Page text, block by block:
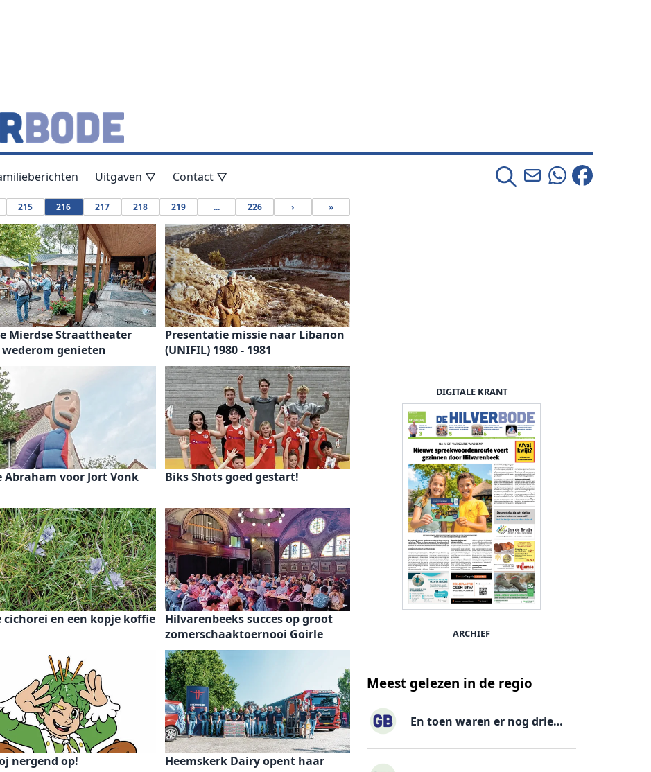
Uitgaven ▽ Contact ▽
215 216 217 218 219 ... 226 › »
Mierdse Straattheater
genieten
Presentatie missie naar Libanon
(UNIFIL) 1980 - 1981
Abraham voor Jort Vonk Biks Shots goed gestart!
cichorei en een kopje koffie
Hilvarenbeeks succes op groot
zomerschaaktoernooi Goirle
nergend op!
Heemskerk Dairy opent haar
DIGITALE KRANT
ARCHIEF
Meest gelezen in de regio
En toen waren er nog drie…